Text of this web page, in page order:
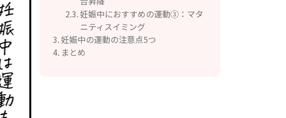
妊娠中におすすめの運動③：マタ
ニティスイミング
妊娠中の運動の注意点5つ
まとめ